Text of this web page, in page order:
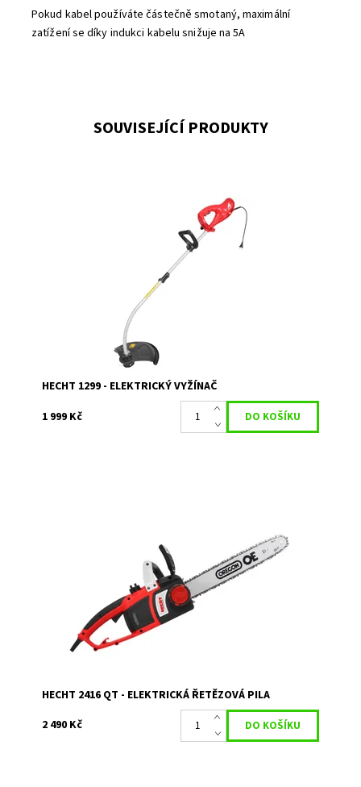
Pokud kabel používáte částečně smotaný, maximální
zatížení se díky indukci kabelu snižuje na 5A
SOUVISEJÍCÍ PRODUKTY
Elektrický strunový vyžínač s dělitelnou hřídelí a
ramenním popruhem. Příkon 1200 W. Záběr 38 cm.
Skladem 2
HECHT
2 roky
HECHT 1299 - ELEKTRICKÝ VYŽÍNAČ
1 999 Kč
Elektrická řetězová pila. SOFT-START. Příkon 2400 W.
Délka lišty 40 cm. Hmotnost 4,7 kg. Snadné rychloupínání
Skladem 1
335
HECHT
2 roky
HECHT 2416 QT - ELEKTRICKÁ ŘETĚZOVÁ PILA
2 490 Kč